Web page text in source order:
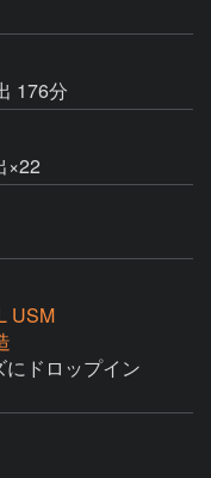
176分
×22
USM
ドロップイン